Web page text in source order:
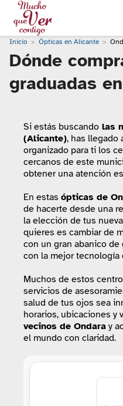
Inicio Ópticas en Alicante
Dónde
graduadas
Si estás buscando las
(Alicante), has llegado
organizado para ti los
cercanos de este
obtener una atención
En estas ópticas de
de hacerte desde una
la elección de tus
quieres es cambiar de
con un gran abanico de
con la mejor tecnología
Muchos de estos
servicios de
salud de tus ojos sea
horarios, ubicaciones y
vecinos de Ondara y
el mundo con claridad.